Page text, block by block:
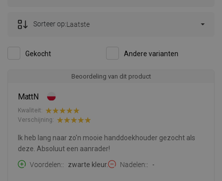
Gekocht Andere varianten
Sorteer op:Laatste
Beoordeling van dit product
MattN
Kwaliteit:
Verschijning:
Ik heb lang naar zo'n mooie handdoekhouder gezocht als
deze. Absoluut een aanrader!
Voordelen:
zwarte kleur. Nadelen: -